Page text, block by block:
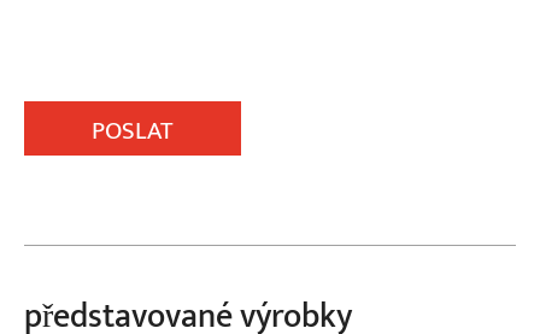
POSLAT
představované výrobky